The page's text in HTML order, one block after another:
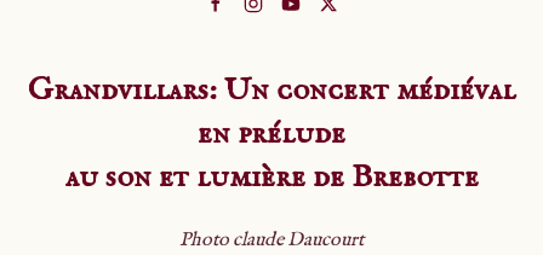
Grandvillars: Un concert médiéval
en prélude
au son et lumière de Brebotte
Photo claude Daucourt